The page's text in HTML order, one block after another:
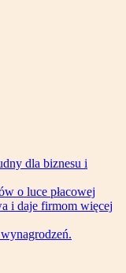
dla biznesu i
o luce płacowej
i daje firmom więcej